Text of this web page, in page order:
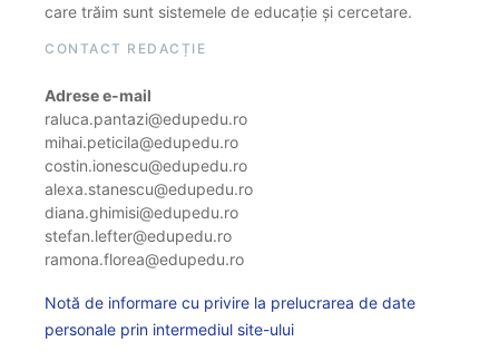
care trăim sunt sistemele de educație și cercetare.
CONTACT REDACȚIE
Adrese e-mail
raluca.pantazi@edupedu.ro
mihai.peticila@edupedu.ro
costin.ionescu@edupedu.ro
alexa.stanescu@edupedu.ro
diana.ghimisi@edupedu.ro
stefan.lefter@edupedu.ro
ramona.florea@edupedu.ro
Notă de informare cu privire la prelucrarea de date
personale prin intermediul site-ului